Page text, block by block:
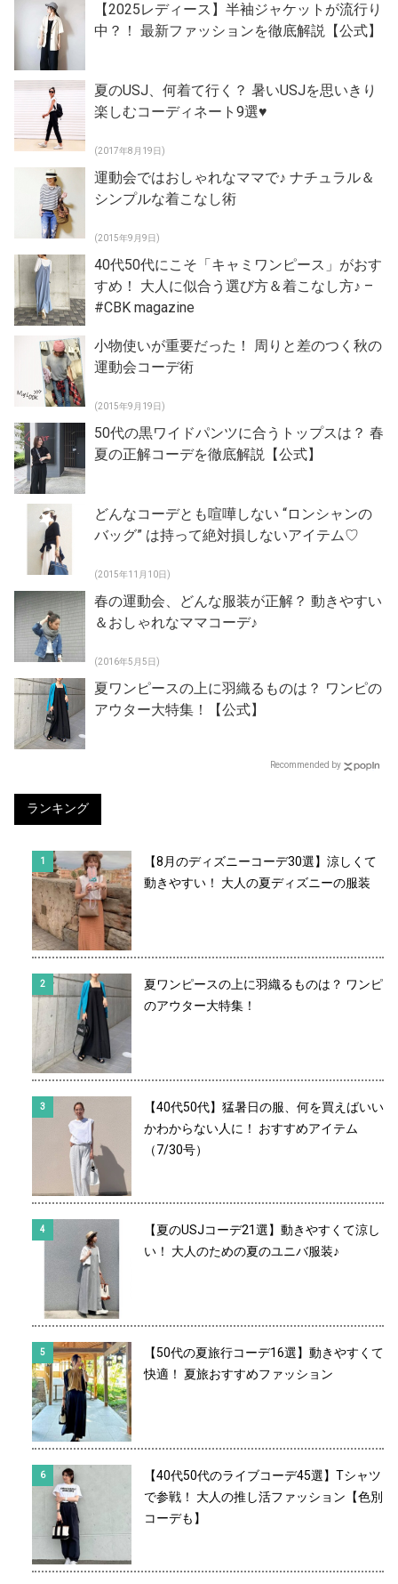
【2025レディース】半袖ジャケットが流行り
中？！ 最新ファッションを徹底解説【公式】
夏のUSJ、何着て行く？ 暑いUSJを思いきり
楽しむコーディネート9選♥
(2017年8月19日)
運動会ではおしゃれなママで♪ ナチュラル＆
シンプルな着こなし術
(2015年9月9日)
40代50代にこそ「キャミワンピース」がおす
すめ！ 大人に似合う選び方＆着こなし方♪ –
#CBK magazine
小物使いが重要だった！ 周りと差のつく秋の
運動会コーデ術
(2015年9月19日)
50代の黒ワイドパンツに合うトップスは？ 春
夏の正解コーデを徹底解説【公式】
どんなコーデとも喧嘩しない “ロンシャンの
バッグ” は持って絶対損しないアイテム♡
(2015年11月10日)
春の運動会、どんな服装が正解？ 動きやすい
＆おしゃれなママコーデ♪
(2016年5月5日)
夏ワンピースの上に羽織るものは？ ワンピの
アウター大特集！【公式】
Recommended by
ランキング
【8月のディズニーコーデ30選】涼しくて
動きやすい！ 大人の夏ディズニーの服装
夏ワンピースの上に羽織るものは？ ワンピ
のアウター大特集！
【40代50代】猛暑日の服、何を買えばいい
かわからない人に！ おすすめアイテム
（7/30号）
【夏のUSJコーデ21選】動きやすくて涼し
い！ 大人のための夏のユニバ服装♪
【50代の夏旅行コーデ16選】動きやすくて
快適！ 夏旅おすすめファッション
【40代50代のライブコーデ45選】Tシャツ
で参戦！ 大人の推し活ファッション【色別
コーデも】